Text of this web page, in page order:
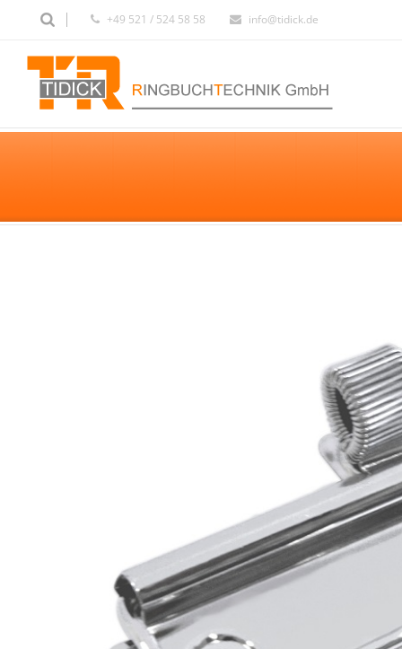
+49 521 / 524 58 58 info@tidick.de